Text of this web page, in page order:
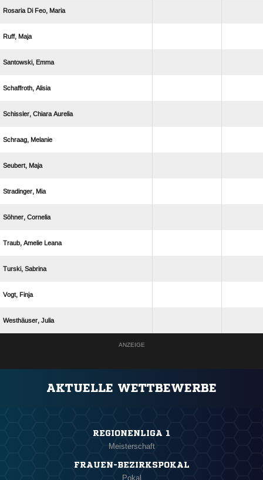
   
 
 
 
  
 
 
 
 
  
 
 
 
ANZEIGE
AKTUELLE WETTBEWERBE
REGIONENLIGA 1
Meisterschaft
FRAUEN-BEZIRKSPOKAL
Pokal